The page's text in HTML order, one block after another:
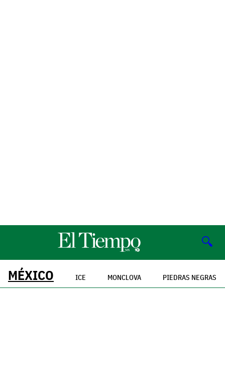
🔍
MÉXICO ICE MONCLOVA PIEDRAS NEGRAS